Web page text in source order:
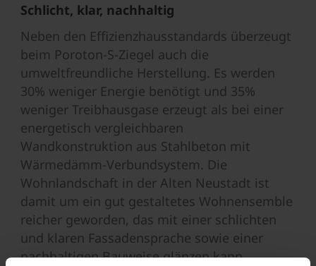
Schlicht, klar, nachhaltig
Neben den Effizienzhausstandards überzeugt
beim Poroton-S-Ziegel auch die
umweltfreundliche Herstellung. Es werden
30% weniger Energie benötigt und 35%
weniger Treibhausgase erzeugt als bei einer
energetisch vergleichbaren
Wandkonstruktion aus Stahlbeton mit
Wärmedämm-Verbundsystem. Die
Wohnlandschaft in der Alten Neustadt ist
damit um ein gut gestaltetes Wohnensemble
reicher geworden, das mit einer schlichten
und klaren Fassadensprache sowie einer
nachhaltigen Bauweise glänzen kann.